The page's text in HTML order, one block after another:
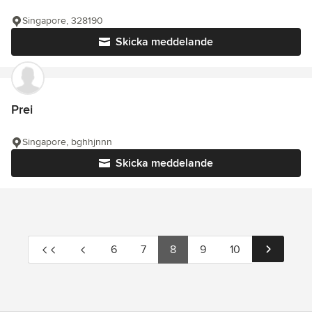
Skicka meddelande
Singapore, 328190
Prei
Skicka meddelande
Singapore, bghhjnnn
6 7 8 9 10